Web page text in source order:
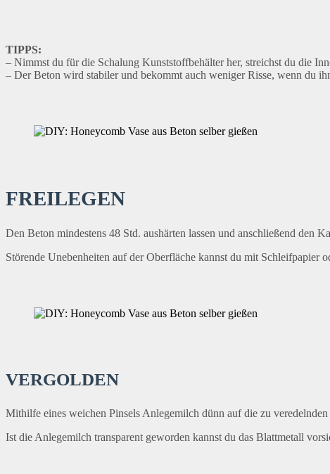
TIPPS:
– Nimmst du für die Schalung Kunststoffbehälter her, streichst du die
– Der Beton wird stabiler und bekommt auch weniger Risse, wenn du
FREILEGEN
Den Beton mindestens 48 Std. aushärten lassen und anschließend den
Störende Unebenheiten auf der Oberfläche kannst du mit Schleifpapier
VERGOLDEN
Mithilfe eines weichen Pinsels Anlegemilch dünn auf die zu
Ist die Anlegemilch transparent geworden kannst du das Blattmetall